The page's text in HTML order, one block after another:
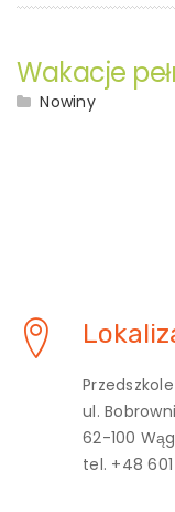
Wakacje
Nowiny
ul.
62-100
tel. +48